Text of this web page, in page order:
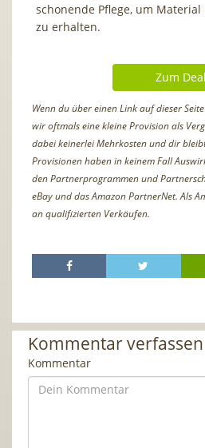
schonende Pflege, um
zu erhalten.
Zum Deal
Wenn du über einen Link auf dieser
wir oftmals eine kleine Provision als
dabei keinerlei Mehrkosten und dir
Provisionen haben in keinem Fall
den Partnerprogrammen und
eBay und das Amazon PartnerNet. Als
an qualifizierten Verkäufen.
Kommentar verfassen
Kommentar